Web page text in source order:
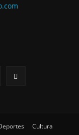
Cultura